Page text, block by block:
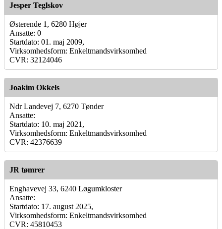
Jesper Teglskov
Østerende 1, 6280 Højer
Ansatte: 0
Startdato: 01. maj 2009,
Virksomhedsform: Enkeltmandsvirksomhed
CVR: 32124046
Joakim Okkels
Ndr Landevej 7, 6270 Tønder
Ansatte:
Startdato: 10. maj 2021,
Virksomhedsform: Enkeltmandsvirksomhed
CVR: 42376639
JR tømrer
Enghavevej 33, 6240 Løgumkloster
Ansatte:
Startdato: 17. august 2025,
Virksomhedsform: Enkeltmandsvirksomhed
CVR: 45810453